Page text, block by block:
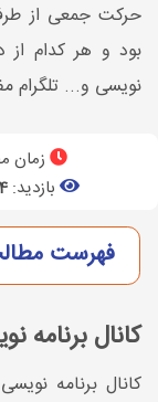
حرکت جمعی از طرف
بود و هر کدام از
نویسی و... تلگرام
زمان
بازدید:
فهرست
کانال برنامه
کانال برنامه